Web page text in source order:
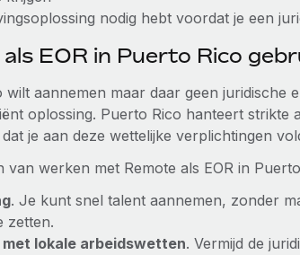
nodig hebt voordat je een
EOR in Puerto Rico
aannemen maar daar geen juridische
oplossing. Puerto Rico hanteert strikte
je aan deze wettelijke verplichtingen
van werken met Remote als EOR in
. Je kunt snel talent aannemen, zonder
zetten.
lokale arbeidswetten. Vermijd de